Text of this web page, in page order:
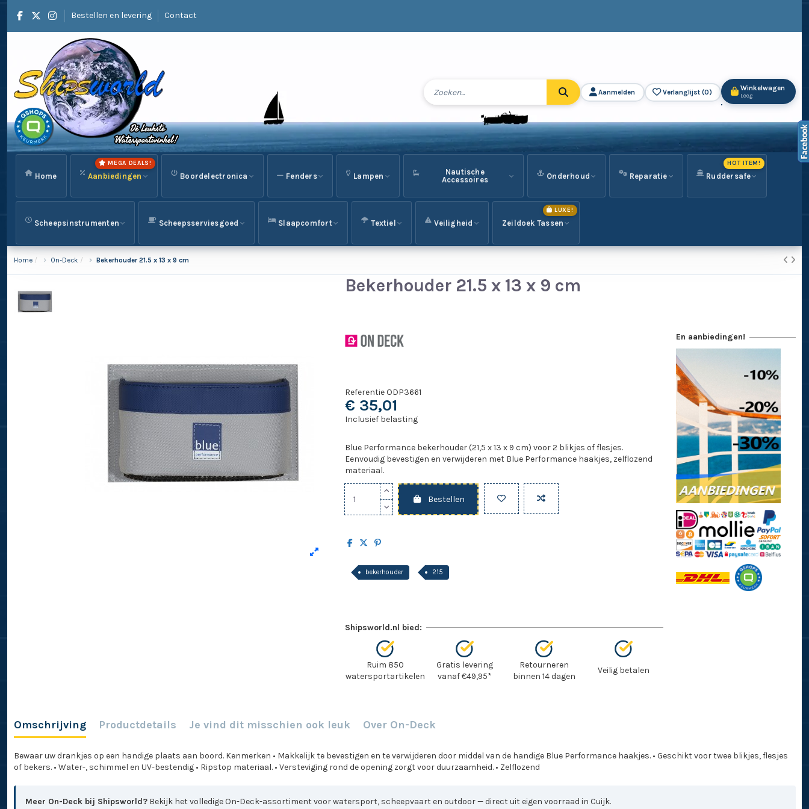
Bestellen en levering Contact
Aanmelden Verlanglijst (0) Winkelwagen
Leeg
Home Aanbiedingen
MEGA DEALS!
Boordelectronica Fenders Lampen
Nautische
Accessoires
Onderhoud Reparatie Ruddersafe
HOT ITEM!
Scheepsinstrumenten Scheepsserviesgoed Slaapcomfort Textiel Veiligheid Zeildoek Tassen
LUXE!
Home On-Deck Bekerhouder 21.5 x 13 x 9 cm
Bekerhouder 21.5 x 13 x 9 cm
Referentie ODP3661
€ 35,01
Inclusief belasting
Blue Performance bekerhouder (21,5 x 13 x 9 cm) voor 2 blikjes of flesjes.
Eenvoudig bevestigen en verwijderen met Blue Performance haakjes, zelflozend
materiaal.
Bestellen
bekerhouder 215
Shipsworld.nl bied:
Ruim 850
watersportartikelen
Gratis levering
vanaf €49,95*
Retourneren
binnen 14 dagen
Veilig betalen
En aanbiedingen!
Omschrijving Productdetails Je vind dit misschien ook leuk Over On-Deck
Bewaar uw drankjes op een handige plaats aan boord. Kenmerken • Makkelijk te bevestigen en te verwijderen door middel van de handige Blue Performance haakjes. • Geschikt voor twee blikjes, flesjes
of bekers. • Water-, schimmel en UV-bestendig • Ripstop materiaal. • Versteviging rond de opening zorgt voor duurzaamheid. • Zelflozend
Meer On-Deck bij Shipsworld? Bekijk het volledige On-Deck-assortiment voor watersport, scheepvaart en outdoor — direct uit eigen voorraad in Cuijk.